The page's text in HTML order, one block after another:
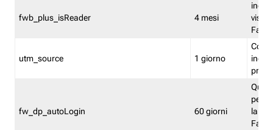
fwb_plus_isReader 4 mesi
utm_source 1 giorno
fw_dp_autoLogin 60 giorni
la